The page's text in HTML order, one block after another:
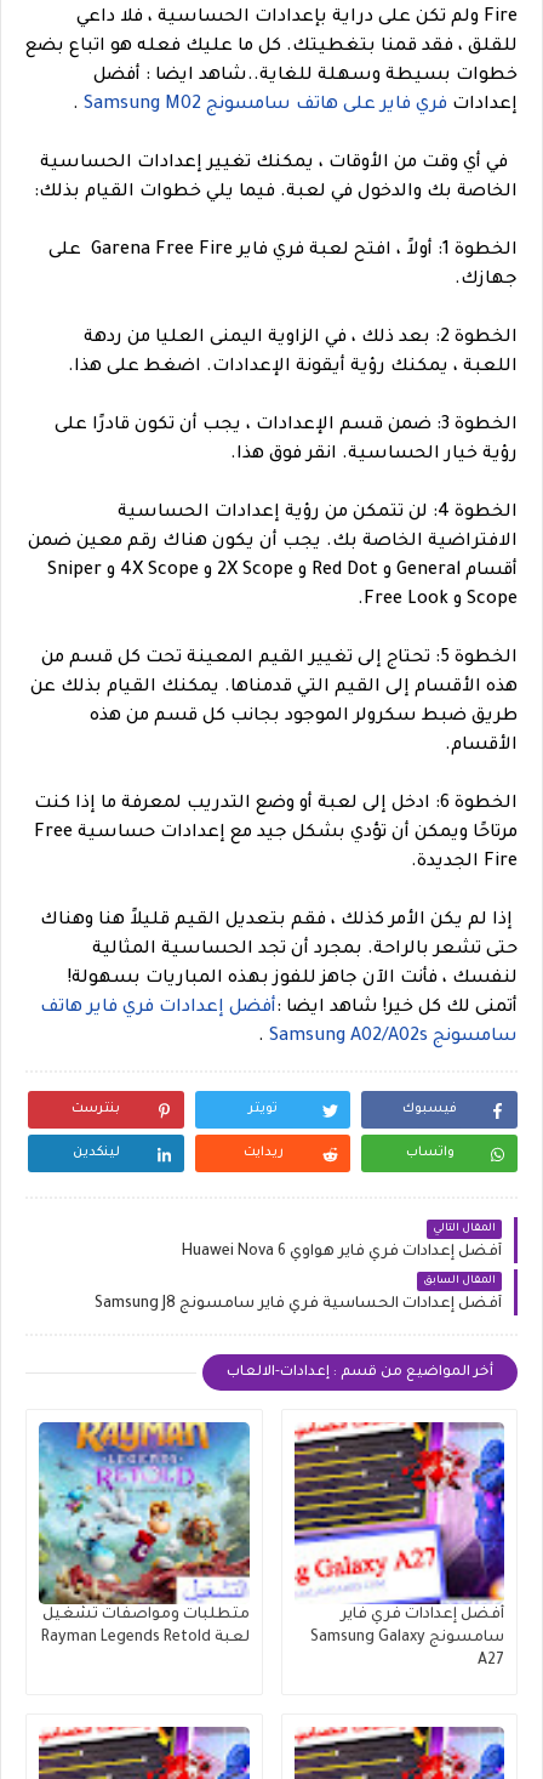
Fire ولم تكن على دراية بإعدادات الحساسية ، فلا داعي
للقلق ، فقد قمنا بتغطيتك. كل ما عليك فعله هو اتباع بضع
خطوات بسيطة وسهلة للغاية..شاهد ايضا : أفضل
إعدادات فري فاير على هاتف سامسونج Samsung M02 .
في أي وقت من الأوقات ، يمكنك تغيير إعدادات الحساسية
الخاصة بك والدخول في لعبة. فيما يلي خطوات القيام بذلك:
الخطوة 1: أولاً ، افتح لعبة فري فاير Garena Free Fire على
جهازك.
الخطوة 2: بعد ذلك ، في الزاوية اليمنى العليا من ردهة
اللعبة ، يمكنك رؤية أيقونة الإعدادات. اضغط على هذا.
الخطوة 3: ضمن قسم الإعدادات ، يجب أن تكون قادرًا على
رؤية خيار الحساسية. انقر فوق هذا.
الخطوة 4: لن تتمكن من رؤية إعدادات الحساسية
الافتراضية الخاصة بك. يجب أن يكون هناك رقم معين ضمن
أقسام General و Red Dot و 2X Scope و 4X Scope و Sniper
Scope و Free Look.
الخطوة 5: تحتاج إلى تغيير القيم المعينة تحت كل قسم من
هذه الأقسام إلى القيم التي قدمناها. يمكنك القيام بذلك عن
طريق ضبط سكرولر الموجود بجانب كل قسم من هذه
الأقسام.
الخطوة 6: ادخل إلى لعبة أو وضع التدريب لمعرفة ما إذا كنت
مرتاحًا ويمكن أن تؤدي بشكل جيد مع إعدادات حساسية Free
Fire الجديدة.
إذا لم يكن الأمر كذلك ، فقم بتعديل القيم قليلاً هنا وهناك
حتى تشعر بالراحة. بمجرد أن تجد الحساسية المثالية
لنفسك ، فأنت الآن جاهز للفوز بهذه المباريات بسهولة!
أتمنى لك كل خير! شاهد ايضا :أفضل إعدادات فري فاير هاتف
سامسونج Samsung A02/A02s
.
فيسبوك تويتر بنترست
واتساب ريدايت لينكدين
المقال التالي
أفضل إعدادات فري فاير هواوي Huawei Nova 6
المقال السابق
أفضل إعدادات الحساسية فري فاير سامسونج Samsung J8
أخر المواضيع من قسم : إعدادات-الالعاب
أفضل إعدادات فري فاير
سامسونج Samsung Galaxy
A27
متطلبات ومواصفات تشغيل
لعبة Rayman Legends Retold